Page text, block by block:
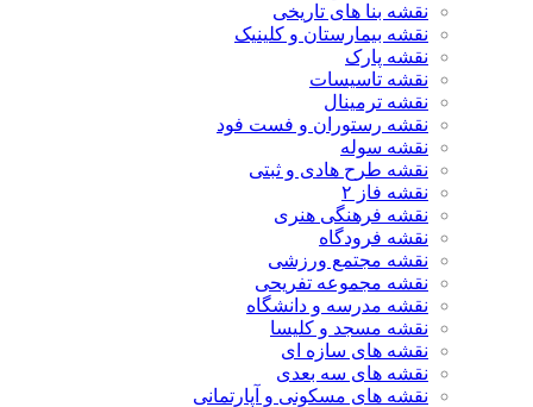
نقشه بنا های تاریخی
نقشه بیمارستان و کلینیک
نقشه پارک
نقشه تاسیسات
نقشه ترمینال
نقشه رستوران و فست فود
نقشه سوله
نقشه طرح هادی و ثبتی
نقشه فاز ۲
نقشه فرهنگی هنری
نقشه فرودگاه
نقشه مجتمع ورزشی
نقشه مجموعه تفریحی
نقشه مدرسه و دانشگاه
نقشه مسجد و کلیسا
نقشه های سازه ای
نقشه های سه بعدی
نقشه های مسکونی و آپارتمانی